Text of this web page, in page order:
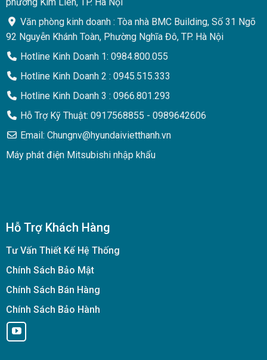
Văn phòng kinh doanh : Tòa nhà BMC Building, Số 31 Ngõ
92 Nguyễn Khánh Toàn, Phường Nghĩa Đô, TP. Hà Nội
Hotline Kinh Doanh 1: 0984.800.055
Hotline Kinh Doanh 2 : 0945.515.333
Hotline Kinh Doanh 3 : 0966.801.293
Hỗ Trợ Kỹ Thuật: 0917568855 - 0989642606
Email: Chungnv@hyundaivietthanh.vn
Máy phát điện Mitsubishi nhập khẩu
Hỗ Trợ Khách Hàng
Tư Vấn Thiết Kế Hệ Thống
Chính Sách Bảo Mật
Chính Sách Bán Hàng
Chính Sách Bảo Hành